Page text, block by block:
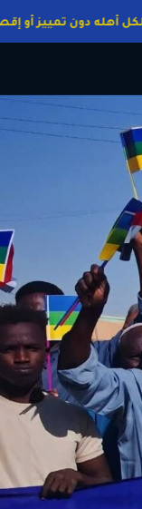
وطنٌ لكل أهله دون